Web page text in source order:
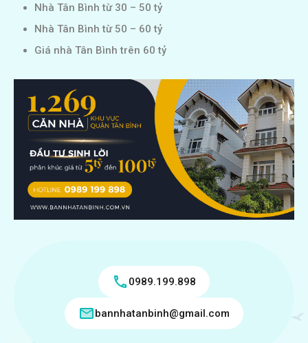
Nhà Tân Bình từ 30 – 50 tỷ
Nhà Tân Bình từ 50 – 60 tỷ
Giá nhà Tân Bình trên 60 tỷ
0989.199.898
bannhatanbinh@gmail.com